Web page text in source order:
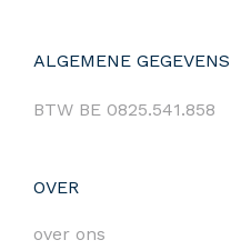
ALGEMENE GEGEVENS
BTW BE 0825.541.858
OVER
over ons